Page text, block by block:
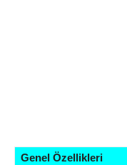
Genel Özellikleri